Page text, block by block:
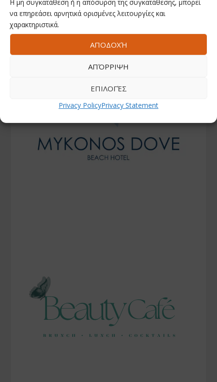
Η μη συγκατάθεση ή η απόσυρση της συγκατάθεσης, μπορεί
να επηρεάσει αρνητικά ορισμένες λειτουργίες και
χαρακτηριστικά.
ΑΠΟΔΟΧΉ
ΑΠΌΡΡΙΨΗ
ΕΠΙΛΟΓΈΣ
Privacy PolicyPrivacy Statement